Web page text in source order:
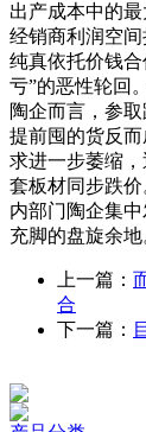
出产成本中的
经销商利润空间
纯真依托价钱
亏”的恶性轮回
陶企而言，参
提前囤的货反
求进一步萎缩
套板材同步跌
内部门陶企集
充脚的盘旋余
上一篇：
合
下一篇：